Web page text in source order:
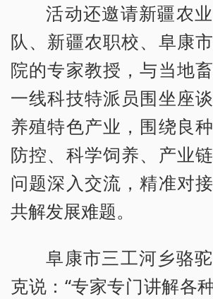
活动还邀请新疆农
队、新疆农职校、阜康
院的专家教授，与当地畜
一线科技特派员围坐座
养殖特色产业，围绕良
防控、科学饲养、产业
问题深入交流，精准对接
共解发展难题。
阜康市三工河乡骆
克说：“专家专门讲解各